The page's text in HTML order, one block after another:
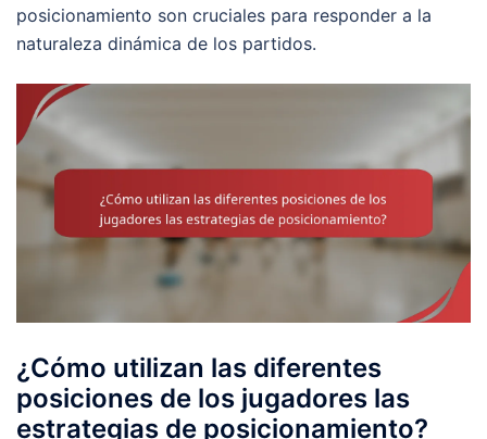
posicionamiento son cruciales para responder a la
naturaleza dinámica de los partidos.
¿Cómo utilizan las diferentes
posiciones de los jugadores las
estrategias de posicionamiento?